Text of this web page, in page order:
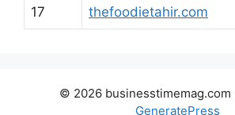
17 thefoodietahir.com
© 2026 businesstimemag.com
GeneratePress